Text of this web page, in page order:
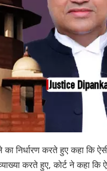
निर्धारण करते हुए कहा कि
करते हुए, कोर्ट ने कहा कि